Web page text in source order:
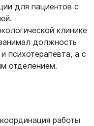
для пациентов с
клинике
должность
психотерапевта, а с
отделением.
работы